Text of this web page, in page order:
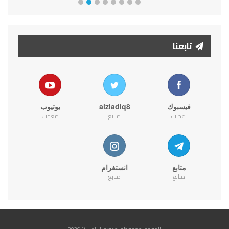
تابعنا
فيسبوك
اعجاب
alziadiq8
متابع
يوتيوب
معجب
متابع
متابع
انستغرام
متابع